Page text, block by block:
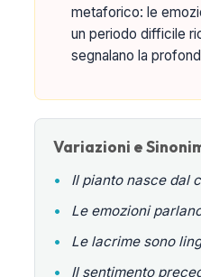
metaforico: le
un periodo difficile
segnalano la
Variazioni e
•
Il pianto nasce dal
•
Le emozioni
•
Le lacrime sono
•
Il sentimento